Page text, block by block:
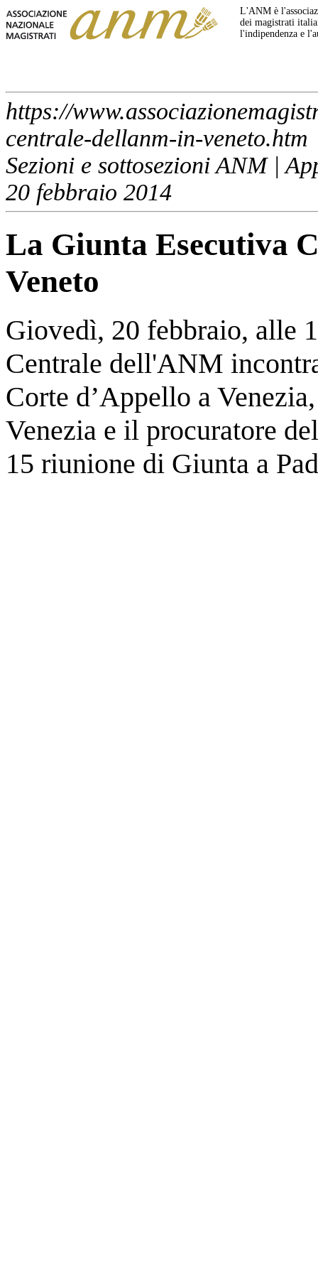
L'ANM è
dei magistrati
l'indipendenza e
https://
centrale-dellanm-in-veneto.htm
Sezioni e sottosezioni ANM |
20 febbraio 2014
La Giunta Esecutiva
Veneto
Giovedì, 20 febbraio, alle
Centrale dell'ANM
Corte d’Appello a
Venezia e il procuratore
15 riunione di Giunta a